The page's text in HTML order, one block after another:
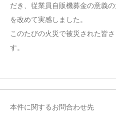
だき、従業員自販機募金の意義
を改めて実感しました。
このたびの火災で被災された皆
す。
本件に関するお問合わせ先